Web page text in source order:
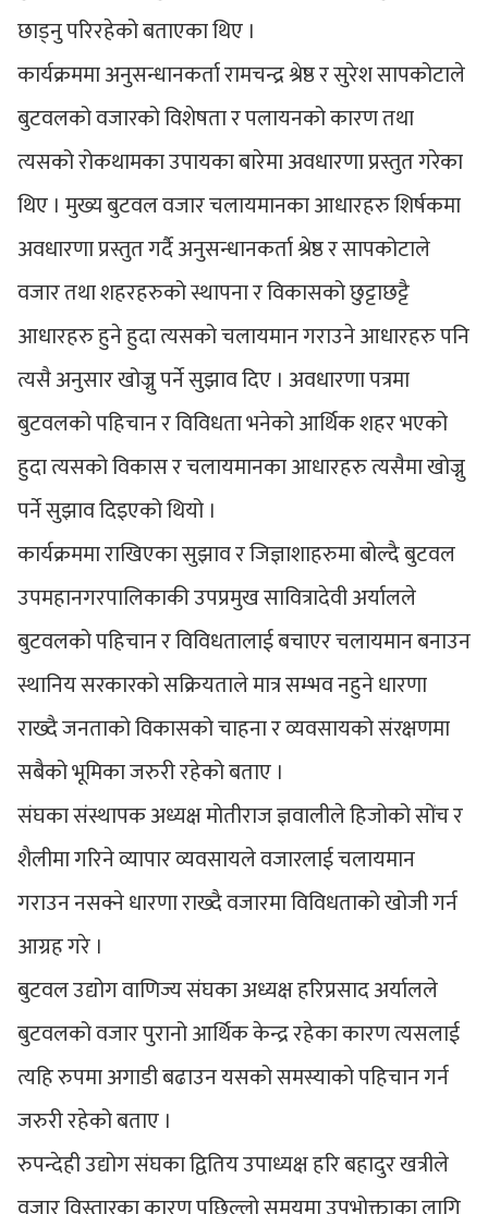
छाड्नु परिरहेको बताएका थिए ।
कार्यक्रममा अनुसन्धानकर्ता रामचन्द्र श्रेष्ठ र सुरेश सापकोटाले
बुटवलको वजारको विशेषता र पलायनको कारण तथा
त्यसको रोकथामका उपायका बारेमा अवधारणा प्रस्तुत गरेका
थिए । मुख्य बुटवल वजार चलायमानका आधारहरु शिर्षकमा
अवधारणा प्रस्तुत गर्दै अनुसन्धानकर्ता श्रेष्ठ र सापकोटाले
वजार तथा शहरहरुको स्थापना र विकासको छुट्टाछट्टै
आधारहरु हुने हुदा त्यसको चलायमान गराउने आधारहरु पनि
त्यसै अनुसार खोज्नु पर्ने सुझाव दिए । अवधारणा पत्रमा
बुटवलको पहिचान र विविधता भनेको आर्थिक शहर भएको
हुदा त्यसको विकास र चलायमानका आधारहरु त्यसैमा खोज्नु
पर्ने सुझाव दिइएको थियो ।
कार्यक्रममा राखिएका सुझाव र जिज्ञाशाहरुमा बोल्दै बुटवल
उपमहानगरपालिकाकी उपप्रमुख सावित्रादेवी अर्यालले
बुटवलको पहिचान र विविधतालाई बचाएर चलायमान बनाउन
स्थानिय सरकारको सक्रियताले मात्र सम्भव नहुने धारणा
राख्दै जनताको विकासको चाहना र व्यवसायको संरक्षणमा
सबैको भूमिका जरुरी रहेको बताए ।
संघका संस्थापक अध्यक्ष मोतीराज ज्ञवालीले हिजोको सोंच र
शैलीमा गरिने व्यापार व्यवसायले वजारलाई चलायमान
गराउन नसक्ने धारणा राख्दै वजारमा विविधताको खोजी गर्न
आग्रह गरे ।
बुटवल उद्योग वाणिज्य संघका अध्यक्ष हरिप्रसाद अर्यालले
बुटवलको वजार पुरानो आर्थिक केन्द्र रहेका कारण त्यसलाई
त्यहि रुपमा अगाडी बढाउन यसको समस्याको पहिचान गर्न
जरुरी रहेको बताए ।
रुपन्देही उद्योग संघका द्वितिय उपाध्यक्ष हरि बहादुर खत्रीले